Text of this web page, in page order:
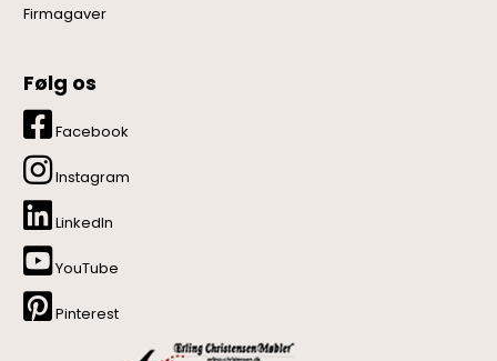
Firmagaver
Følg os
Facebook
Instagram
LinkedIn
YouTube
Pinterest